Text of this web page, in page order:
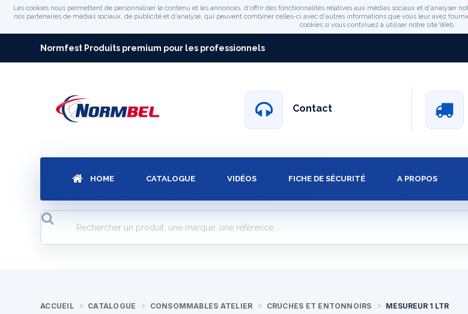
Les cookies nous permettent de personnaliser le contenu et les annonces, d'offrir des fonctionnalités relatives aux médias sociaux et d'analyser
nos partenaires de médias sociaux, de publicité et d'analyse, qui peuvent combiner celles-ci avec d'autres informations que vous leur avez
cookies si vous continuez à utiliser notre site Web.
Normfest Produits premium pour les professionnels
Contact
HOME CATALOGUE VIDÉOS FICHE DE SÉCURITÉ A PROPOS
ACCUEIL CATALOGUE CONSOMMABLES ATELIER CRUCHES ET ENTONNOIRS MESUREUR 1 LTR